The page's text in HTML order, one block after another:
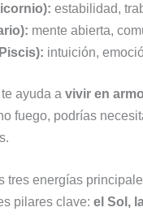
estabilidad,
mente abierta,
intuición,
ayuda a vivir en
fuego, podrías
tres energías
pilares clave: el Sol,